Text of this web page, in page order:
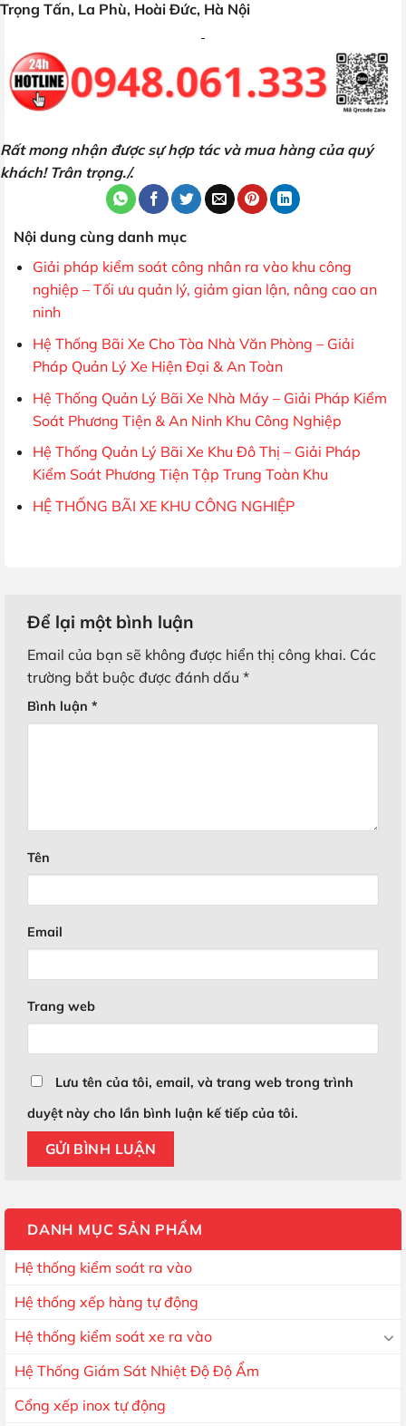
Trọng Tấn, La Phù, Hoài Đức, Hà Nội
Rất mong nhận được sự hợp tác và mua hàng của quý
khách! Trân trọng./.
Nội dung cùng danh mục
Giải pháp kiểm soát công nhân ra vào khu công
nghiệp – Tối ưu quản lý, giảm gian lận, nâng cao an
ninh
Hệ Thống Bãi Xe Cho Tòa Nhà Văn Phòng – Giải
Pháp Quản Lý Xe Hiện Đại & An Toàn
Hệ Thống Quản Lý Bãi Xe Nhà Máy – Giải Pháp Kiểm
Soát Phương Tiện & An Ninh Khu Công Nghiệp
Hệ Thống Quản Lý Bãi Xe Khu Đô Thị – Giải Pháp
Kiểm Soát Phương Tiện Tập Trung Toàn Khu
HỆ THỐNG BÃI XE KHU CÔNG NGHIỆP
Để lại một bình luận
Email của bạn sẽ không được hiển thị công khai. Các
trường bắt buộc được đánh dấu *
Bình luận *
Tên
Email
Trang web
Lưu tên của tôi, email, và trang web trong trình
duyệt này cho lần bình luận kế tiếp của tôi.
DANH MỤC SẢN PHẨM
Hệ thống kiểm soát ra vào
Hệ thống xếp hàng tự động
Hệ thống kiểm soát xe ra vào
Hệ Thống Giám Sát Nhiệt Độ Độ Ẩm
Cổng xếp inox tự động